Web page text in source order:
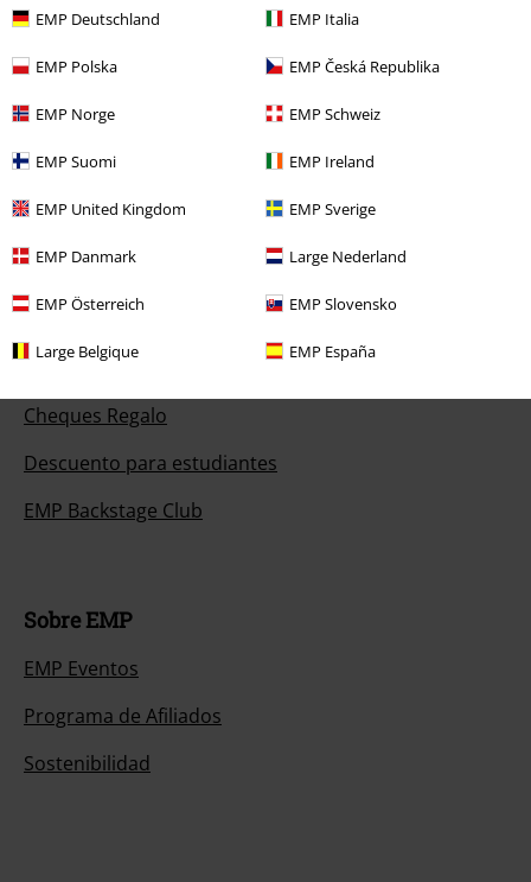
EMP Deutschland EMP Italia
EMP Polska EMP Česká Republika
EMP Norge EMP Schweiz
EMP Suomi EMP Ireland
EMP United Kingdom EMP Sverige
EMP Danmark Large Nederland
EMP Österreich EMP Slovensko
Large Belgique EMP España
Política de Devolución
Devolver un artículo
Información de tallas generales
Cancelar mi membresía BSC
Métodos de pago
Descuentos para ti
Concursos
Cheques Regalo
Descuento para estudiantes
EMP Backstage Club
Sobre EMP
EMP Eventos
Programa de Afiliados
Sostenibilidad